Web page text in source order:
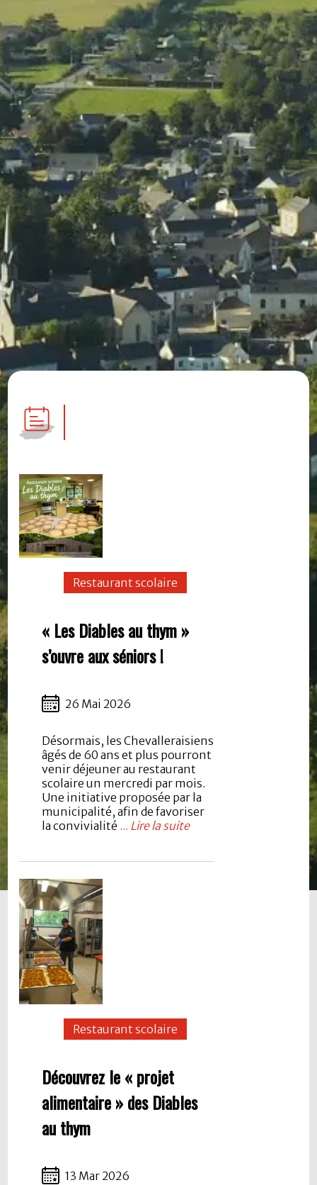
Restaurant scolaire
« Les Diables au thym »
s’ouvre aux séniors !
26 Mai 2026
Désormais, les Chevalleraisiens
âgés de 60 ans et plus pourront
venir déjeuner au restaurant
scolaire un mercredi par mois.
Une initiative proposée par la
municipalité, afin de favoriser
la convivialité ... Lire la suite
Restaurant scolaire
Découvrez le « projet
alimentaire » des Diables
au thym
13 Mar 2026